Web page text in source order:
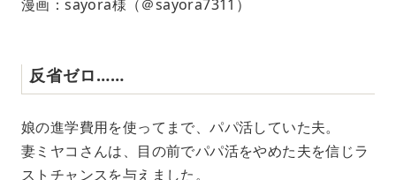
漫画：sayora様（＠sayora7311）
反省ゼロ……
娘の進学費用を使ってまで、パパ活していた夫。
妻ミヤコさんは、目の前でパパ活をやめた夫を信じラ
ストチャンスを与えました。